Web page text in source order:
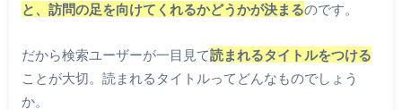
と、訪問の足を向けてくれるかどうかが決まるのです。
だから検索ユーザーが一目見て読まれるタイトルをつける
ことが大切。読まれるタイトルってどんなものでしょう
か。